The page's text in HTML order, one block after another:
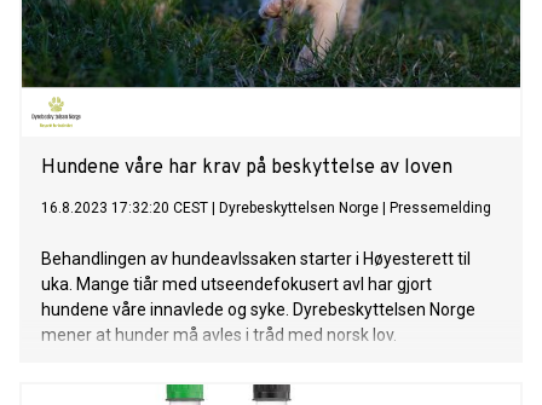
Hundene våre har krav på beskyttelse av loven
16.8.2023 17:32:20 CEST Dyrebeskyttelsen Norge Pressemelding
Behandlingen av hundeavlssaken starter i Høyesterett til
uka. Mange tiår med utseendefokusert avl har gjort
hundene våre innavlede og syke. Dyrebeskyttelsen Norge
mener at hunder må avles i tråd med norsk lov.